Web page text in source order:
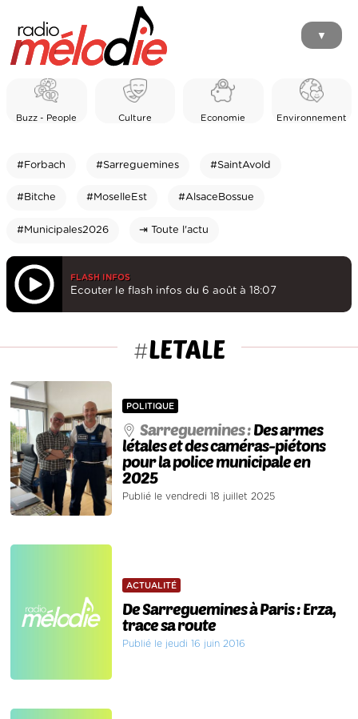
▼
Buzz - People Culture Economie Environnement
#Forbach #Sarreguemines #SaintAvold
#Bitche #MoselleEst #AlsaceBossue
#Municipales2026 ⇥ Toute l'actu
FLASH INFOS
Ecouter le flash infos du 6 août à 18:07
#LETALE
POLITIQUE
Sarreguemines :Des armes
létales et des caméras-piétons
pour la police municipale en
2025
Publié le vendredi 18 juillet 2025
ACTUALITÉ
De Sarreguemines à Paris : Erza,
trace sa route
Publié le jeudi 16 juin 2016